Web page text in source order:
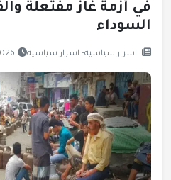
في أزمة غاز مفتعلة
السوداء
اسرار سياسية- اسرار سياسية